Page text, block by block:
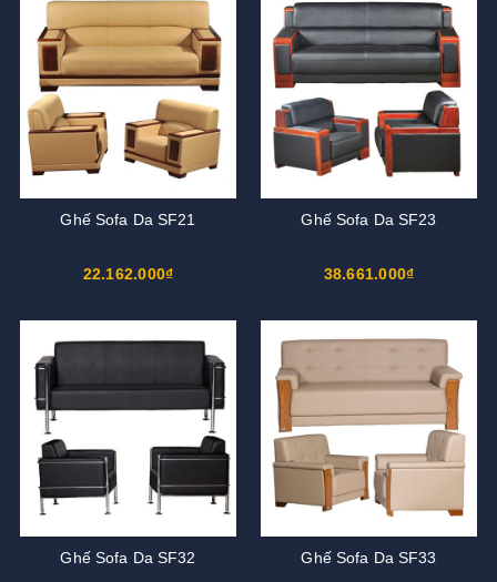
Ghế Sofa Da SF21
22.162.000₫
Ghế Sofa Da SF23
38.661.000₫
Ghế Sofa Da SF32 Ghế Sofa Da SF33